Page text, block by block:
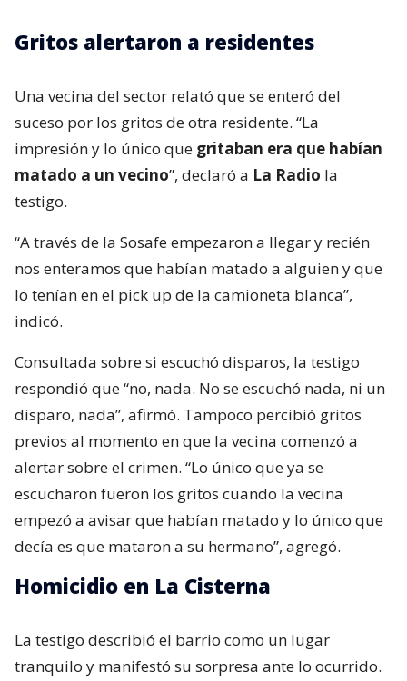
Gritos alertaron a residentes
Una vecina del sector relató que se enteró del
suceso por los gritos de otra residente. “La
impresión y lo único que gritaban era que habían
matado a un vecino”, declaró a La Radio la
testigo.
“A través de la Sosafe empezaron a llegar y recién
nos enteramos que habían matado a alguien y que
lo tenían en el pick up de la camioneta blanca”,
indicó.
Consultada sobre si escuchó disparos, la testigo
respondió que “no, nada. No se escuchó nada, ni un
disparo, nada”, afirmó. Tampoco percibió gritos
previos al momento en que la vecina comenzó a
alertar sobre el crimen. “Lo único que ya se
escucharon fueron los gritos cuando la vecina
empezó a avisar que habían matado y lo único que
decía es que mataron a su hermano”, agregó.
Homicidio en La Cisterna
La testigo describió el barrio como un lugar
tranquilo y manifestó su sorpresa ante lo ocurrido.